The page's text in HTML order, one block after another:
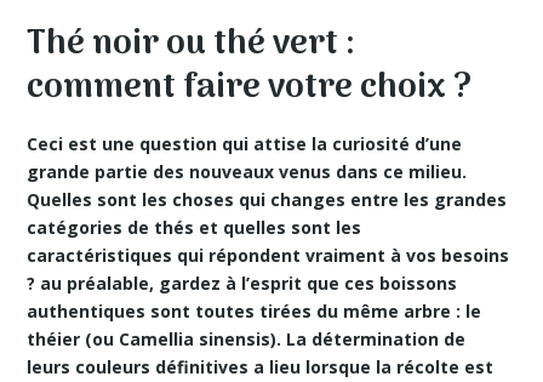
Thé noir ou thé vert :
comment faire votre choix ?
Ceci est une question qui attise la curiosité d’une
grande partie des nouveaux venus dans ce milieu.
Quelles sont les choses qui changes entre les grandes
catégories de thés et quelles sont les
caractéristiques qui répondent vraiment à vos besoins
? au préalable, gardez à l’esprit que ces boissons
authentiques sont toutes tirées du même arbre : le
théier (ou Camellia sinensis). La détermination de
leurs couleurs définitives a lieu lorsque la récolte est